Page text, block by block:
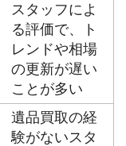
スタッフによ
る評価で、ト
レンドや相場
の更新が遅い
ことが多い
遺品買取の経
験がないスタ